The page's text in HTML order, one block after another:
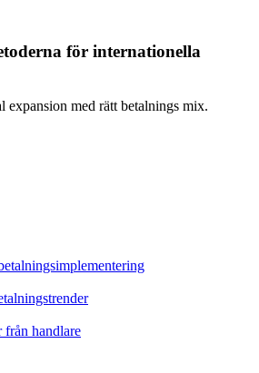
för internationella
med rätt betalnings mix.
från handlare